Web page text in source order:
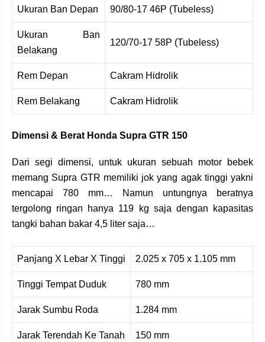
Ukuran Ban Depan 90/80-17 46P (Tubeless)
Ukuran Ban
Belakang
120/70-17 58P (Tubeless)
Rem Depan Cakram Hidrolik
Rem Belakang Cakram Hidrolik
Dimensi & Berat Honda Supra GTR 150
Dari segi dimensi, untuk ukuran sebuah motor bebek
memang Supra GTR memiliki jok yang agak tinggi yakni
mencapai 780 mm… Namun untungnya beratnya
tergolong ringan hanya 119 kg saja dengan kapasitas
tangki bahan bakar 4,5 liter saja…
Panjang X Lebar X Tinggi 2.025 x 705 x 1.105 mm
Tinggi Tempat Duduk 780 mm
Jarak Sumbu Roda 1.284 mm
Jarak Terendah Ke Tanah 150 mm